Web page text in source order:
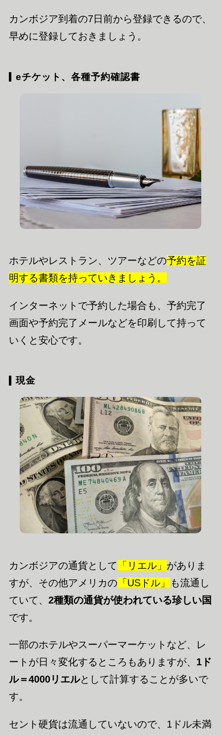
カンボジア到着の7日前から登録できるので、
早めに登録しておきましょう。
eチケット、各種予約確認書
ホテルやレストラン、ツアーなどの予約を証
明する書類を持っていきましょう。
インターネットで予約した場合も、予約完了
画面や予約完了メールなどを印刷して持って
いくと安心です。
現金
カンボジアの通貨として 「リエル」 がありま
すが、その他アメリカの 「USドル」
も流通し
ていて、 2種類の通貨が使われている珍しい国
です。
一部のホテルやスーパーマーケットなど、レ
ートが日々変化するところもありますが、 1ド
ル＝4000リエルとして計算することが多いで
す。
セント硬貨は流通していないので、1ドル未満